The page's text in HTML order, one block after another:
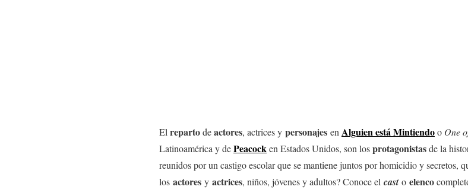
El repartodeactores, actrices y personajes en Alguien está Mintiendoo One
Latinoamérica y dePeacocken Estados Unidos, son losprotagonistasde la
reunidos por un castigo escolar que se mantiene juntos por homicidio y secretos,
los actores y actrices, niños, jóvenes y adultos? Conoce el casto elenco